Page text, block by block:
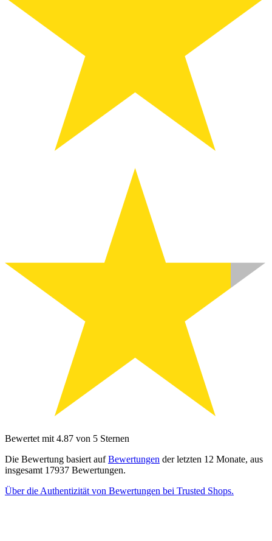
Bewertet mit 4.87 von 5 Sternen
Die Bewertung basiert aufBewertungen der letzten 12 Monate, aus
insgesamt 17937 Bewertungen.
Über die Authentizität von Bewertungen bei Trusted Shops.